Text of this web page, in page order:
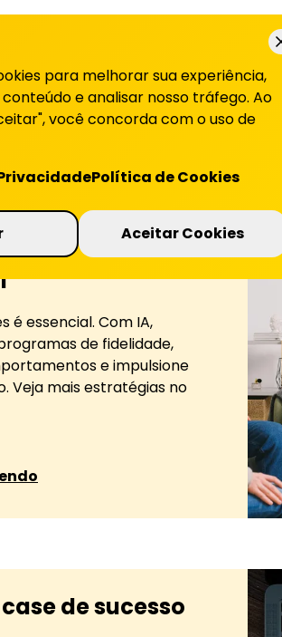
soluções
inteligência
é essencial. Com IA,
de fidelidade,
e impulsione
Veja mais estratégias no
de sucesso
para melhorar sua experiência,
e analisar nosso tráfego. Ao
você concorda com o uso de
Política de Cookies
Aceitar Cookies